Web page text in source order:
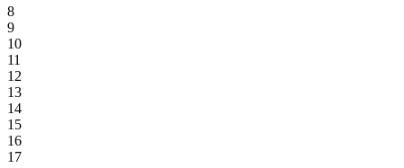
8
9
10
11
12
13
14
15
16
17